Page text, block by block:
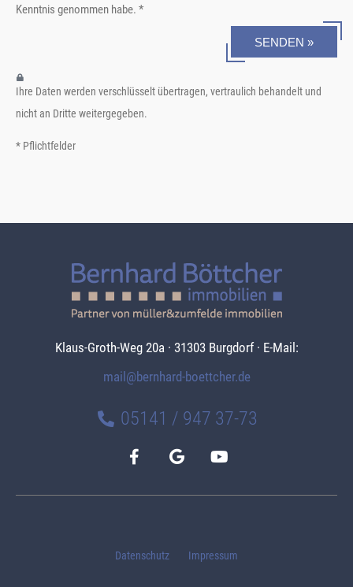
Klaus-Groth-Weg 20a · 31303 Burgdorf · E-Mail:
mail@bernhard-boettcher.de
05141 / 947 37-73
Datenschutz Impressum
Kenntnis genommen habe. *
SENDEN »
Ihre Daten werden verschlüsselt übertragen, vertraulich behandelt und
nicht an Dritte weitergegeben.
* Pflichtfelder